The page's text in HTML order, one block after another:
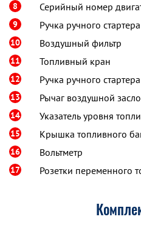
8 Серийный номер
9 Ручка ручного стартера
10 Воздушный фильтр
11 Топливный кран
12 Ручка ручного стартера
13 Рычаг воздушной
14 Указатель уровня
15 Крышка топливного
16 Вольтметр
17 Розетки переменного